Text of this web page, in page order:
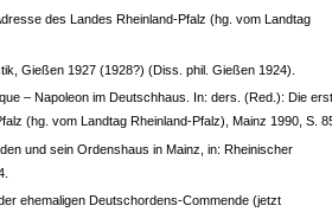
des Landes Rheinland-Pfalz (hg. vom Landtag
Gießen 1927 (1928?) (Diss. phil. Gießen 1924).
– Napoleon im Deutschhaus. In: ders. (Red.): Die
(hg. vom Landtag Rheinland-Pfalz), Mainz 1990, S.
und sein Ordenshaus in Mainz, in: Rheinischer
ehemaligen Deutschordens-Commende (jetzt